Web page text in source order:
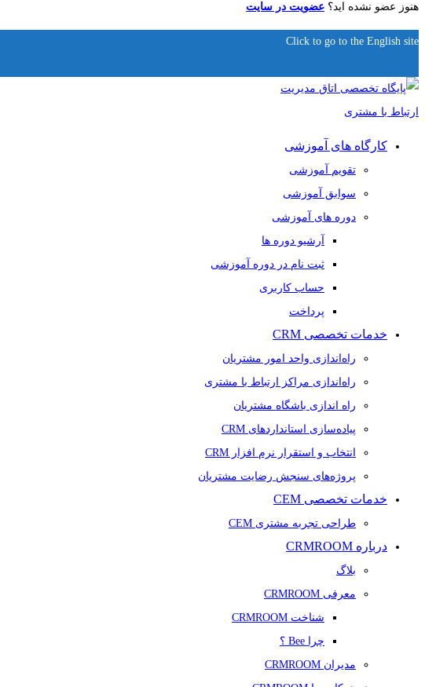
هنوز عضو نشده اید؟ عضویت در سایت
Click to go to the English site
کارگاه های آموزشی
تقویم آموزشی
سوابق آموزشی
دوره های آموزشی
آرشیو دوره ها
ثبت نام در دوره آموزشی
حساب کاربری
پرداخت
خدمات تخصصی CRM
راه‌اندازی واحد امور مشتریان
راه‌اندازی مراکز ارتباط با مشتری
راه اندازی باشگاه مشتریان
پیاده‌سازی استانداردهای CRM
انتخاب و استقرار نرم افزار CRM
پروژه‌های سنجش رضایت مشتریان
خدمات تخصصی CEM
طراحی تجربه مشتری CEM
درباره CRMROOM
بلاگ
معرفی CRMROOM
شناخت CRMROOM
چرا Bee ؟
مدیران CRMROOM